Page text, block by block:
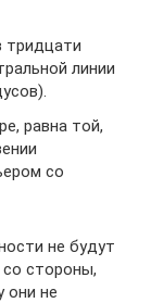
тридцати
линии
равна той,
со
не будут
со стороны,
они не